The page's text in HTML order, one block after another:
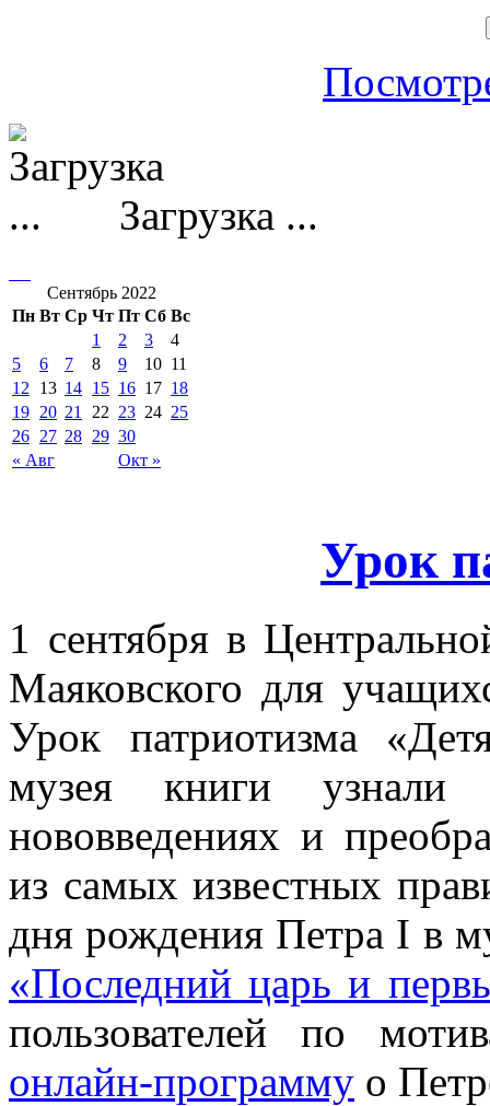
Загрузка ...
Сентябрь 2022
Пн Вт Ср Чт Пт Сб Вс
« Авг Окт »
1 2 3
4
5
6 7 8 9 10 11
12
13 14 15 16 17 18
19 20 21 22 23 24 25
26 27 28 29 30
Урок
1 сентября в
Маяковского для
Урок патриотизма
музея книги узнали
нововведениях и
из самых известных
дня рождения Петра I в
«Последний царь и
пользователей по
онлайн-программу о